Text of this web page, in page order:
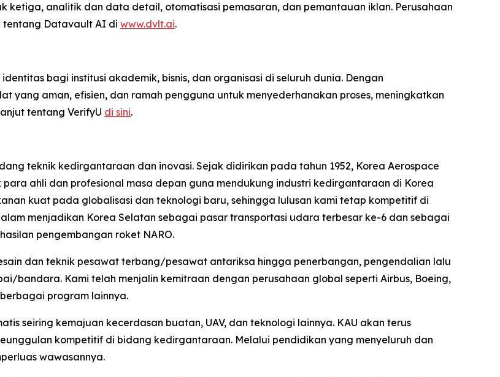
ketiga, analitik dan data detail, otomatisasi pemasaran, dan pemantauan iklan. Perusahaan
tentang Datavault AI di www.dvlt.ai.
bagi institusi akademik, bisnis, dan organisasi di seluruh dunia. Dengan
yang aman, efisien, dan ramah pengguna untuk menyederhanakan proses, meningkatkan
tentang VerifyU di sini.
teknik kedirgantaraan dan inovasi. Sejak didirikan pada tahun 1952, Korea Aerospace
para ahli dan profesional masa depan guna mendukung industri kedirgantaraan di Korea
kuat pada globalisasi dan teknologi baru, sehingga lulusan kami tetap kompetitif di
menjadikan Korea Selatan sebagai pasar transportasi udara terbesar ke-6 dan sebagai
pengembangan roket NARO.
dan teknik pesawat terbang/pesawat antariksa hingga penerbangan, pengendalian lalu
bandara. Kami telah menjalin kemitraan dengan perusahaan global seperti Airbus, Boeing,
program lainnya.
seiring kemajuan kecerdasan buatan, UAV, dan teknologi lainnya. KAU akan terus
kompetitif di bidang kedirgantaraan. Melalui pendidikan yang menyeluruh dan
wawasannya.